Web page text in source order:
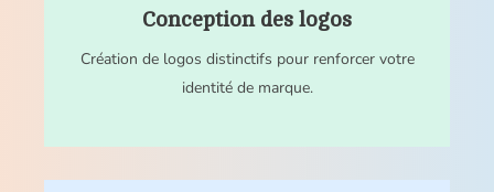
Conception des logos
Création de logos distinctifs pour renforcer votre
identité de marque.